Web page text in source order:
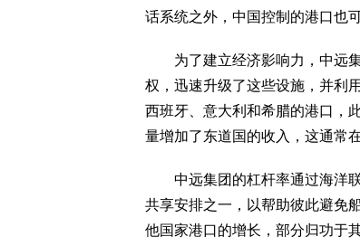
话系统之外，中国控制的港口也
为了建立经济影响力，中远集
权，迅速升级了这些设施，并利
西班牙、意大利和希腊的港口，
量增加了东道国的收入，这通常
中远集团的杠杆率通过海洋联
共享安排之一，以帮助彼此避免
他国家港口的增长，部分归功于